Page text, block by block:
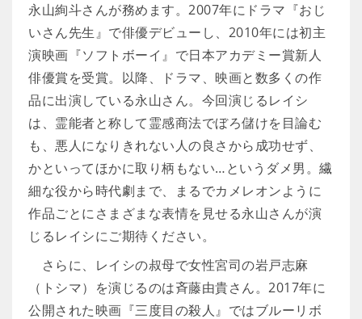
永山絢斗さんが務めます。2007年にドラマ『おじ
いさん先生』で俳優デビューし、2010年には初主
演映画『ソフトボーイ』で日本アカデミー賞新人
俳優賞を受賞。以降、ドラマ、映画と数多くの作
品に出演している永山さん。今回演じるレイシ
は、霊能者と称して霊感商法でぼろ儲けを目論む
も、悪人になりきれない人の良さから成功せず、
かといってほかに取り柄もない…というダメ男。繊
細な役から時代劇まで、まるでカメレオンように
作品ごとにさまざまな表情を見せる永山さんが演
じるレイシにご期待ください。
さらに、レイシの叔母で女性宮司の岩戸志麻
（トシマ）を演じるのは斉藤由貴さん。2017年に
公開された映画『三度目の殺人』ではブルーリボ